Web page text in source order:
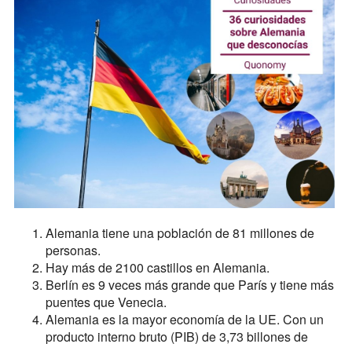
Alemania tiene una población de 81 millones de
personas.
Hay más de 2100 castillos en Alemania.
Berlín es 9 veces más grande que París y tiene más
puentes que Venecia.
Alemania es la mayor economía de la UE. Con un
producto interno bruto (PIB) de 3,73 billones de